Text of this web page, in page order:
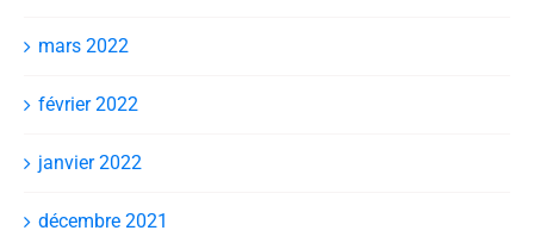
mars 2022
février 2022
janvier 2022
décembre 2021